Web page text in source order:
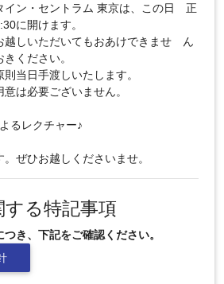
ン・セントラム 東京は、この日 正
に開けます。
しいただいてもおあけできませ ん
ください。
当日手渡しいたします。
は必要ございません。
るレクチャー♪
ぜひお越しくださいませ。
る特記事項
き、下記をご確認ください。